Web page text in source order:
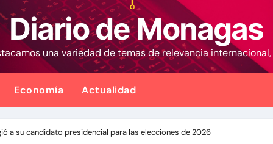
metodología para el proceso de diálogo en
iniciado en Venezuela
con fecha valor viernes 7 de agosto de 2026
los Juegos Centroamericanos y del Caribe tras mas
Diario de Monagas
una variedad de temas de relevancia
Economía Actualidad
a su candidato presidencial para las elecciones de 2026